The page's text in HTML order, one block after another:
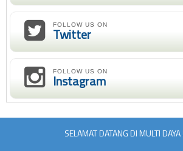
FOLLOW US ON
Twitter
FOLLOW US ON
Instagram
SELAMAT DATANG DI MULTI